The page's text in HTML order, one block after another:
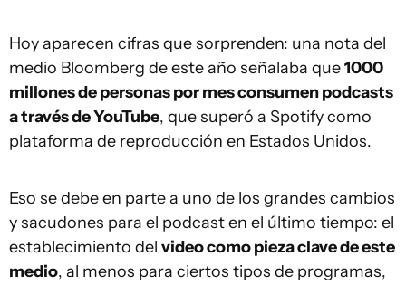
Hoy aparecen cifras que sorprenden: una nota del
medio Bloomberg de este año señalaba que1000
millones de personas por mes consumen podcasts
a través de YouTube, que superó a Spotify como
plataforma de reproducción en Estados Unidos.
Eso se debe en parte a uno de los grandes cambios
y sacudones para el podcast en el último tiempo: el
establecimiento del video como pieza clave de este
medio, al menos para ciertos tipos de programas,